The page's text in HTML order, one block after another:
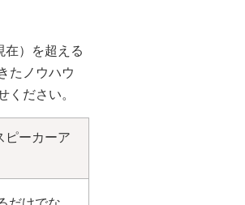
在）を超える
たノウハウ
ください。
ピーカーア